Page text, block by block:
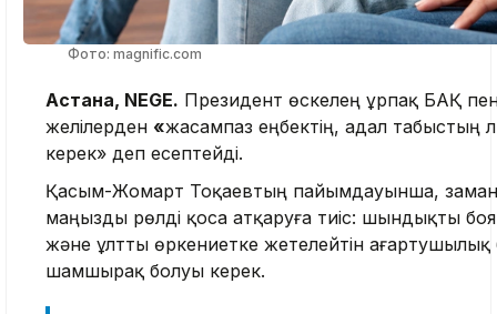
Фото: magnific.com
Астана, NEGE. Президент өскелең ұрпақ БАҚ пен
желілерден «жасампаз еңбектің, адал табыстың
керек» деп есептейді.
Қасым-Жомарт Тоқаевтың пайымдауынша,
маңызды рөлді қоса атқаруға тиіс: шындықты
және ұлтты өркениетке жетелейтін ағартушылық
шамшырақ болуы керек.